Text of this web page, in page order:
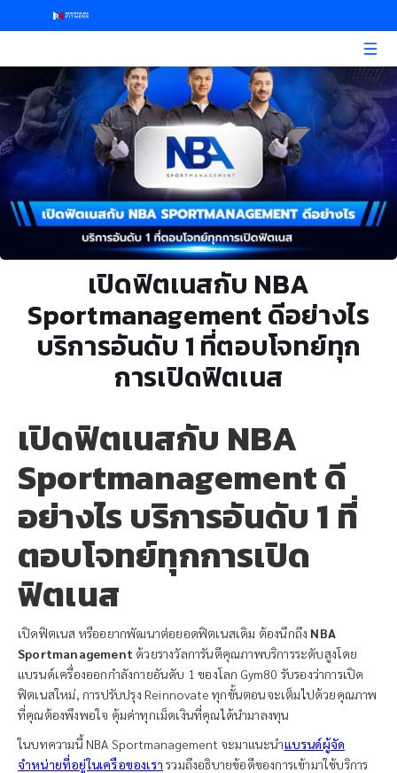
เปิดฟิตเนสกับ NBA
Sportmanagement ดีอย่างไร
บริการอันดับ 1 ที่ตอบโจทย์ทุก
การเปิดฟิตเนส
เปิดฟิตเนสกับ NBA
Sportmanagement ดี
อย่างไร บริการอันดับ 1 ที่
ตอบโจทย์ทุกการเปิด
ฟิตเนส
เปิดฟิตเนส หรืออยากพัฒนาต่อยอดฟิตเนสเดิม ต้องนึกถึง NBA
Sportmanagement ด้วยรางวัลการันตีคุณภาพบริการระดับสูงโดย
แบรนด์เครื่องออกกำลังกายอันดับ 1 ของโลก Gym80 รับรองว่าการเปิด
ฟิตเนสใหม่, การปรับปรุง Reinnovate ทุกขั้นตอนจะเต็มไปด้วยคุณภาพ
ที่คุณต้องพึงพอใจ คุ้มค่าทุกเม็ดเงินที่คุณได้นำมาลงทุน
ในบทความนี้ NBA Sportmanagement จะมาแนะนำแบรนด์ผู้จัด
จำหน่ายที่อยู่ในเครือของเรา รวมถึงอธิบายข้อดีของการเข้ามาใช้บริการ